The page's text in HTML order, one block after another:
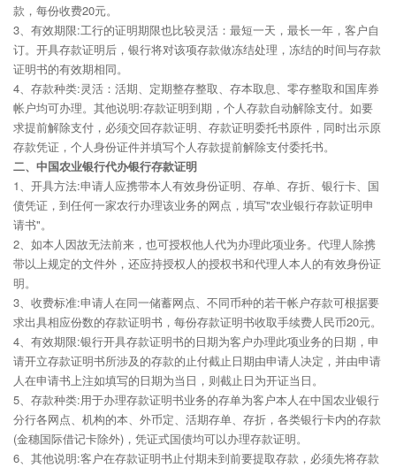
款，每份收费20元。
3、有效期限:工行的证明期限也比较灵活：最短一天，最长一年，客户自
订。开具存款证明后，银行将对该项存款做冻结处理，冻结的时间与存款
证明书的有效期相同。
4、存款种类:灵活：活期、定期整存整取、存本取息、零存整取和国库券
帐户均可办理。其他说明:存款证明到期，个人存款自动解除支付。如要
求提前解除支付，必须交回存款证明、存款证明委托书原件，同时出示原
存款凭证，个人身份证件并填写个人存款提前解除支付委托书。
二、中国农业银行代办银行存款证明
1、开具方法:申请人应携带本人有效身份证明、存单、存折、银行卡、国
债凭证，到任何一家农行办理该业务的网点，填写"农业银行存款证明申
请书"。
2、如本人因故无法前来，也可授权他人代为办理此项业务。代理人除携
带以上规定的文件外，还应持授权人的授权书和代理人本人的有效身份证
明。
3、收费标准:申请人在同一储蓄网点、不同币种的若干帐户存款可根据要
求出具相应份数的存款证明书，每份存款证明书收取手续费人民币20元。
4、有效期限:银行开具存款证明书的日期为客户办理此项业务的日期，申
请开立存款证明书所涉及的存款的止付截止日期由申请人决定，并由申请
人在申请书上注如填写的日期为当日，则截止日为开证当日。
5、存款种类:用于办理存款证明书业务的存单为客户本人在中国农业银行
分行各网点、机构的本、外币定、活期存单、存折，各类银行卡内的存款
(金穗国际借记卡除外)，凭证式国债均可以办理存款证明。
6、其他说明:客户在存款证明书止付期未到前要提取存款，必须先将存款